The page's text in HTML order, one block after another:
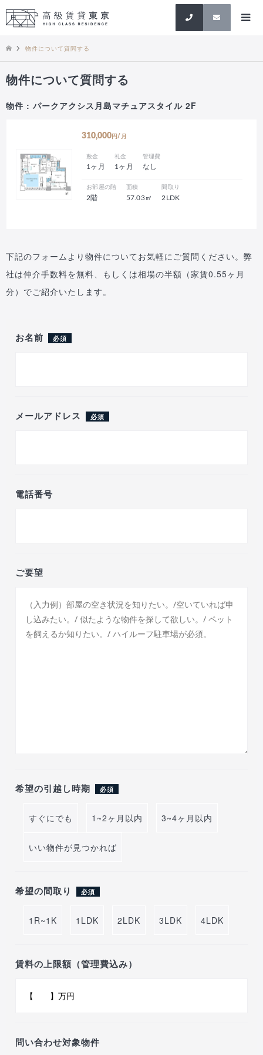
検索
物件について質問する
物件について質問する
物件 : パークアクシス月島マチュアスタイル 2F
310,000 円/月
敷金
1ヶ月
礼金
1ヶ月
管理費
なし
お部屋の階
2階
面積
57.03㎡
間取り
2LDK
下記のフォームより物件についてお気軽にご質問ください。弊
社は仲介手数料を無料、もしくは相場の半額（家賃0.55ヶ月
分）でご紹介いたします。
お名前 必須
メールアドレス 必須
電話番号
ご要望
希望の引越し時期 必須
すぐにでも 1~2ヶ月以内 3~4ヶ月以内
いい物件が見つかれば
希望の間取り 必須
1R~1K 1LDK 2LDK 3LDK 4LDK
賃料の上限額（管理費込み）
問い合わせ対象物件